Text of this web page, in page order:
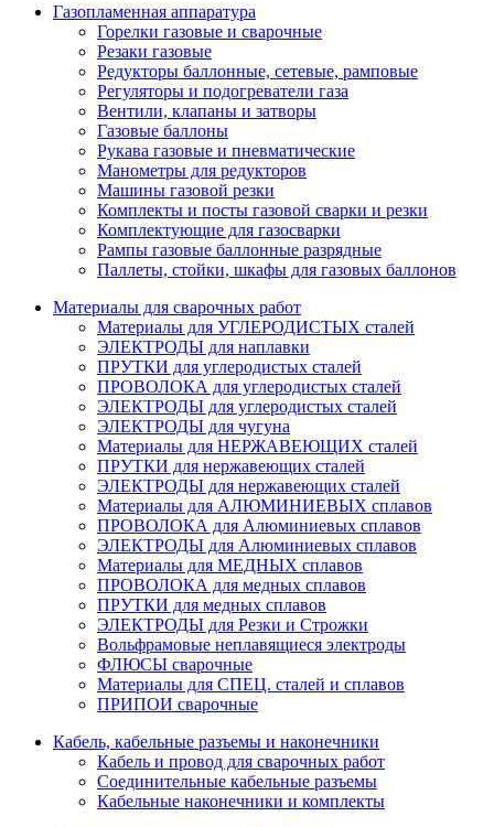
Газопламенная аппаратура
Горелки газовые и сварочные
Резаки газовые
Редукторы баллонные, сетевые, рамповые
Регуляторы и подогреватели газа
Вентили, клапаны и затворы
Газовые баллоны
Рукава газовые и пневматические
Манометры для редукторов
Машины газовой резки
Комплекты и посты газовой сварки и резки
Комплектующие для газосварки
Рампы газовые баллонные разрядные
Паллеты, стойки, шкафы для газовых баллонов
Материалы для сварочных работ
Материалы для УГЛЕРОДИСТЫХ сталей
ЭЛЕКТРОДЫ для наплавки
ПРУТКИ для углеродистых сталей
ПРОВОЛОКА для углеродистых сталей
ЭЛЕКТРОДЫ для углеродистых сталей
ЭЛЕКТРОДЫ для чугуна
Материалы для НЕРЖАВЕЮЩИХ сталей
ПРУТКИ для нержавеющих сталей
ЭЛЕКТРОДЫ для нержавеющих сталей
Материалы для АЛЮМИНИЕВЫХ сплавов
ПРОВОЛОКА для Алюминиевых сплавов
ЭЛЕКТРОДЫ для Алюминиевых сплавов
Материалы для МЕДНЫХ сплавов
ПРОВОЛОКА для медных сплавов
ПРУТКИ для медных сплавов
ЭЛЕКТРОДЫ для Резки и Строжки
Вольфрамовые неплавящиеся электроды
ФЛЮСЫ сварочные
Материалы для СПЕЦ. сталей и сплавов
ПРИПОИ сварочные
Кабель, кабельные разъемы и наконечники
Кабель и провод для сварочных работ
Соединительные кабельные разъемы
Кабельные наконечники и комплекты